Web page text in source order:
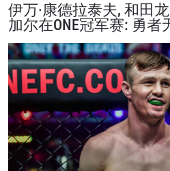
伊万·康德拉泰夫, 和田
加尔在ONE冠军赛: 勇